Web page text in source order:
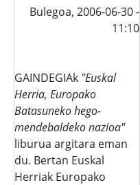
Bulegoa, 2006-06-30 -
11:10
GAINDEGIAk "Euskal
Herria, Europako
Batasuneko hego-
mendebaldeko nazioa"
liburua argitara eman
du. Bertan Euskal
Herriak Europako